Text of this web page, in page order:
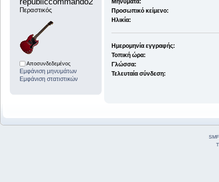
Περαστικός
Αποσυνδεδεμένος
Εμφάνιση μηνυμάτων
Εμφάνιση στατιστικών
Μηνύματα:
Προσωπικό κείμενο:
Ηλικία:
Ημερομηνία εγγραφής:
Τοπική ώρα:
Γλώσσα:
Τελευταία σύνδεση: